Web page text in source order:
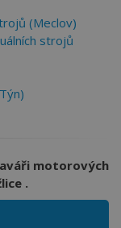
(Meclov)
strojů
motorových
.